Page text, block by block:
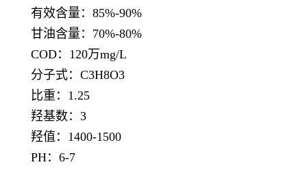
有效含量：85%-90%
甘油含量：70%-80%
COD：120万mg/L
分子式：C3H8O3
比重：1.25
羟基数：3
羟值：1400-1500
PH：6-7